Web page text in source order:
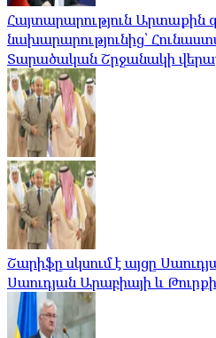
Հայտարարություն Արտաքին
նախարարությունից՝
Տարածական Շրջանակի
Շարիֆը սկսում է այցը
Սաուդյան Արաբիայի և